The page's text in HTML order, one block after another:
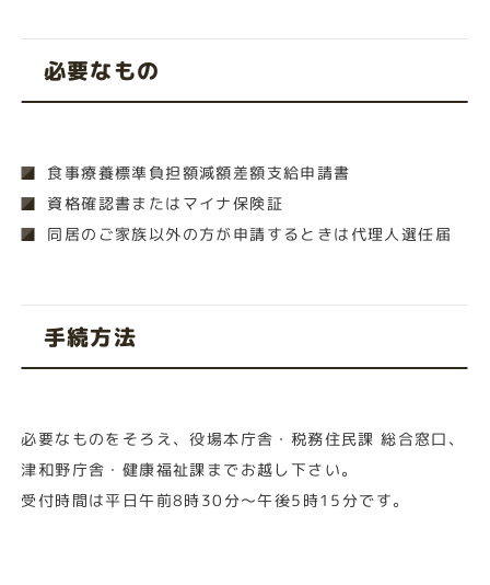
必要なもの
食事療養標準負担額減額差額支給申請書
資格確認書またはマイナ保険証
同居のご家族以外の方が申請するときは代理人選任届
手続方法
必要なものをそろえ、役場本庁舎・税務住民課 総合窓口、
津和野庁舎・健康福祉課までお越し下さい。
受付時間は平日午前8時30分～午後5時15分です。